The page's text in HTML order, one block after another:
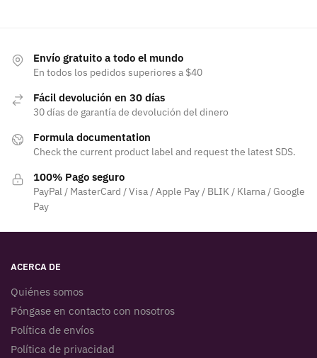
Envío gratuito a todo el mundo
En todos los pedidos superiores a $40
Fácil devolución en 30 días
30 días de garantía de devolución del dinero
Formula documentation
Check the current product label and request the latest SDS.
100% Pago seguro
PayPal / MasterCard / Visa / Apple Pay / BLIK / Klarna / Google
Pay
ACERCA DE
Quiénes somos
Póngase en contacto con nosotros
Política de envíos
Política de privacidad